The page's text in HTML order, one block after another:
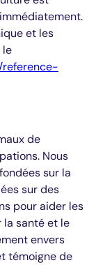
et les
le
reference-
de
Nous
sur la
sur des
pour aider les
la santé et le
envers
témoigne de